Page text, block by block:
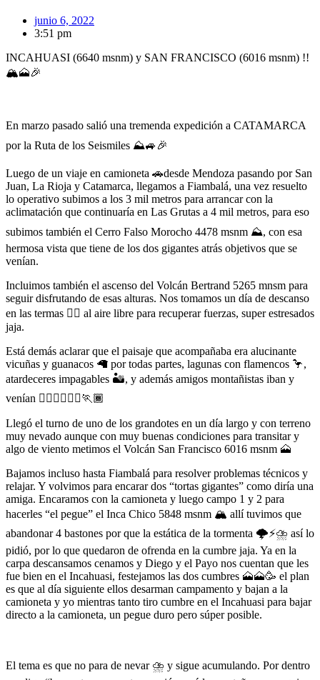
junio 6, 2022
3:51 pm
INCAHUASI (6640 msnm) y SAN FRANCISCO (6016 msnm) !!
🏔🗻🎉
En marzo pasado salió una tremenda expedición a CATAMARCA
por la Ruta de los Seismiles ⛰️🚙🎉
Luego de un viaje en camioneta 🚗desde Mendoza pasando por San
Juan, La Rioja y Catamarca, llegamos a Fiambalá, una vez resuelto
lo operativo subimos a los 3 mil metros para arrancar con la
aclimatación que continuaría en Las Grutas a 4 mil metros, para eso
subimos también el Cerro Falso Morocho 4478 msnm ⛰️, con esa
hermosa vista que tiene de los dos gigantes atrás objetivos que se
venían.
Incluimos también el ascenso del Volcán Bertrand 5265 mnsm para
seguir disfrutando de esas alturas. Nos tomamos un día de descanso
en las termas 🏊🏾 al aire libre para recuperar fuerzas, super estresados
jaja.
Está demás aclarar que el paisaje que acompañaba era alucinante
vicuñas y guanacos 🦙 por todas partes, lagunas con flamencos 🦩,
atardeceres impagables 🏜️, y además amigos montañistas iban y
venían 🏃🏾‍♀️🏃🏾‍♀️🏃🏾
Llegó el turno de uno de los grandotes en un día largo y con terreno
muy nevado aunque con muy buenas condiciones para transitar y
algo de viento metimos el Volcán San Francisco 6016 msnm 🗻
Bajamos incluso hasta Fiambalá para resolver problemas técnicos y
relajar. Y volvimos para encarar dos “tortas gigantes” como diría una
amiga. Encaramos con la camioneta y luego campo 1 y 2 para
hacerles “el pegue” el Inca Chico 5848 msnm 🏔️ allí tuvimos que
abandonar 4 bastones por que la estática de la tormenta 🌩️⚡⛈️ así lo
pidió, por lo que quedaron de ofrenda en la cumbre jaja. Ya en la
carpa descansamos cenamos y Diego y el Payo nos cuentan que les
fue bien en el Incahuasi, festejamos las dos cumbres 🗻🗻🥳 el plan
es que al día siguiente ellos desarman campamento y bajan a la
camioneta y yo mientras tanto tiro cumbre en el Incahuasi para bajar
directo a la camioneta, un pegue duro pero súper posible.
El tema es que no para de nevar ⛈ y sigue acumulando. Por dentro